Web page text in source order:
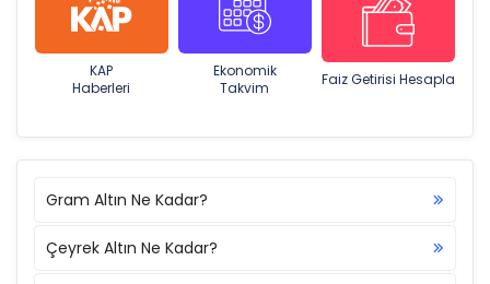
KAP
Haberleri
Ekonomik
Takvim
Faiz Getirisi Hesapla
Gram Altın Ne Kadar?
Çeyrek Altın Ne Kadar?